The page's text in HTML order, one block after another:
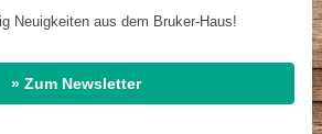
Neuigkeiten aus dem Bruker-Haus!
» Zum Newsletter